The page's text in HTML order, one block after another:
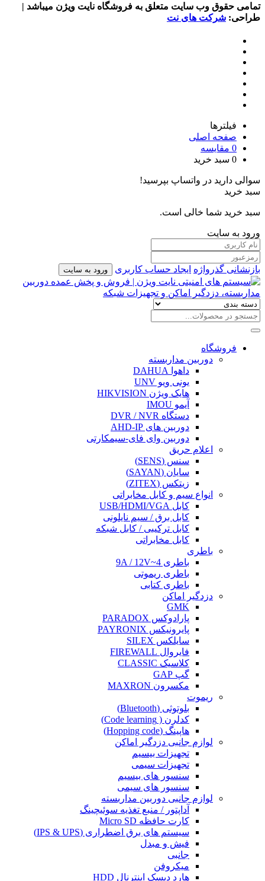
تمامی حقوق وب سایت متعلق به فروشگاه نایت ویژن میباشد |
طراحی: شرکت های نت
فیلترها
صفحه اصلی
0 مقایسه
0 سبد خرید
سوالی دارید در واتساپ بپرسید!
سبد خرید
سبد خرید شما خالی است.
ورود به سایت
بازنشانی گذرواژه ایجاد حساب کاربری ورود به سایت
فروشگاه
دوربین مداربسته
داهوا DAHUA
یونی ویو UNV
هایک ویژن HIKVISION
آیمو IMOU
دستگاه DVR / NVR
دوربین های AHD-IP
دوربین وای فای-سیمکارتی
اعلام حریق
سنس (SENS)
سایان (SAYAN)
زیتکس (ZITEX)
انواع سیم و کابل مخابراتی
کابل USB/HDMI/VGA
کابل برق / سیم نایلونی
کابل ترکیبی / کابل شبکه
کابل مخابراتی
باطری
باطری 4~9A / 12V
باطری ریموتی
باطری کتابی
دزدگیر اماکن
GMK
پارادوکس PARADOX
پایرونیکس PAYRONIX
سایلکس SILEX
فایروال FIREWALL
کلاسیک CLASSIC
گپ GAP
مکسرون MAXRON
ریموت
بلوتوثی (Bluetooth)
کدلرن ( Code learning)
هاپینگ (Hopping code)
لوازم جانبی دزدگیر اماکن
تجهیزات بیسیم
تجهیزات سیمی
سنسور های بیسیم
سنسور های سیمی
لوازم جانبی دوربین مداربسته
آداپتور / منبع تغذیه سوئیچینگ
کارت حافظه Micro SD
سیستم های برق اضطراری (IPS & UPS)
فیش و مبدل
جانبی
میکروفن
هارد دیسک اینترنال HDD